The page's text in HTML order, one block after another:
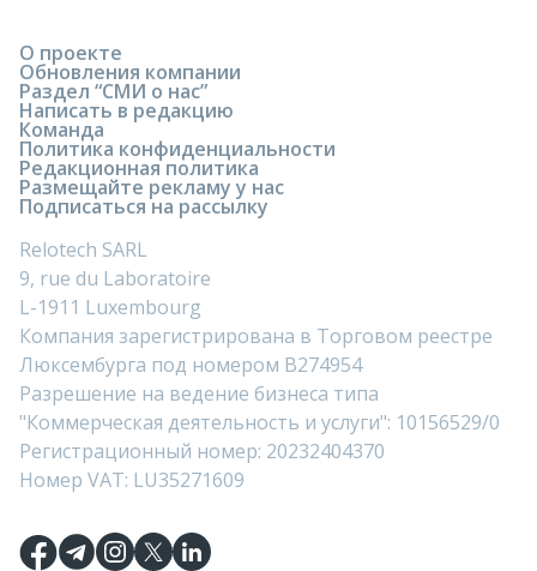
О проекте
Обновления компании
Раздел “СМИ о нас”
Написать в редакцию
Команда
Политика конфиденциальности
Редакционная политика
Размещайте рекламу у нас
Подписаться на рассылку
Relotech SARL
9, rue du Laboratoire
L-1911 Luxembourg
Компания зарегистрирована в Торговом реестре
Люксембурга под номером B274954
Разрешение на ведение бизнеса типа
"Коммерческая деятельность и услуги": 10156529/0
Регистрационный номер: 20232404370
Номер VAT: LU35271609